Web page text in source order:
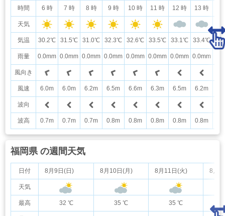
時間
天気
気温
雨量
風向き
風速
波向
波高
6 時 7 時 8 時 9 時 10 時 11 時 12 時 13 時
30.2℃ 31.5℃ 31.0℃ 32.3℃ 32.6℃ 33.5℃ 33.1℃ 33.4℃
0.0mm 0.0mm 0.0mm 0.0mm 0.0mm 0.0mm 0.0mm 0.0mm
6.0m 6.0m 6.2m 6.5m 6.6m 6.3m 6.5m 6.2m
0.7m 0.7m 0.7m 0.8m 0.8m 0.8m 0.8m 0.8m
福岡県 の週間天気
日付
天気
最高
8月9日(日) 8月10日(月) 8月11日(火) 8月
32 ℃ 35 ℃ 35 ℃